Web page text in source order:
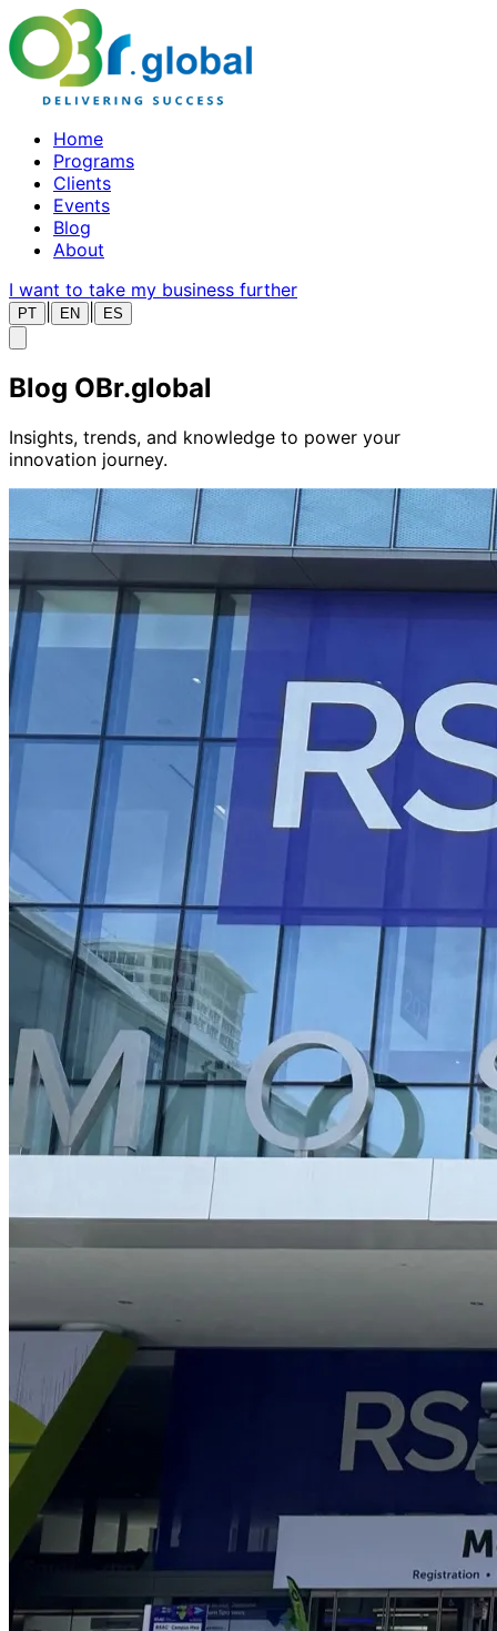
Home
Programs
Clients
Events
Blog
About
I want to take my business further
PT EN ES
Blog OBr.global
Insights, trends, and knowledge to power your
innovation journey.